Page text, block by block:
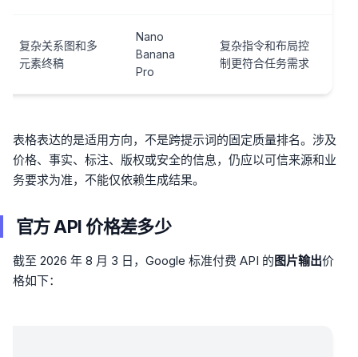
复杂关系图和多
元素终稿
Nano
Banana
Pro
复杂指令和布局控
制更符合任务需求
表格表达的是适用方向，不是跨提示词的固定质量排名。涉及
价格、事实、标注、版权或安全的信息，仍应以可信来源和业
务要求为准，不能仅依赖生成结果。
官方 API 价格差多少
截至 2026 年 8 月 3 日，Google 标准付费 API 的图片输出价
格如下：